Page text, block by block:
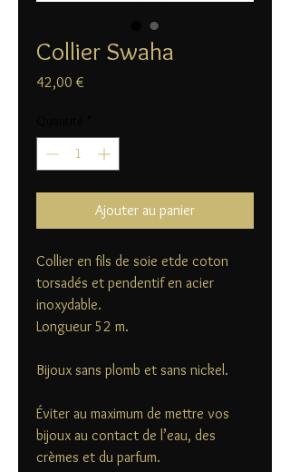
Collier Swaha
42,00 €
Ajouter au panier
Collier en fils de soie etde coton
torsadés et pendentif en acier
inoxydable.
Longueur 52 m.
Bijoux sans plomb et sans nickel.
Éviter au maximum de mettre vos
bijoux au contact de l’eau, des
crèmes et du parfum.